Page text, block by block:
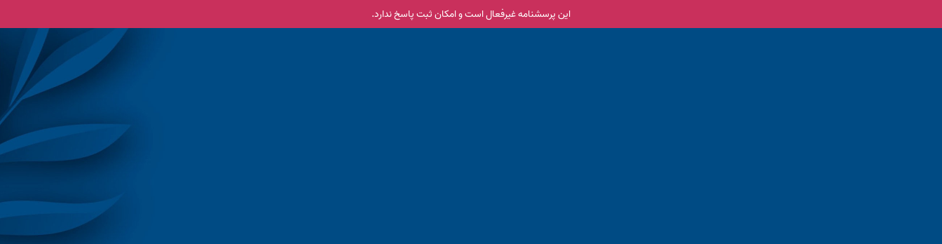
این پرسشنامه غیر‌فعال است و امکان ثبت پاسخ ندارد.